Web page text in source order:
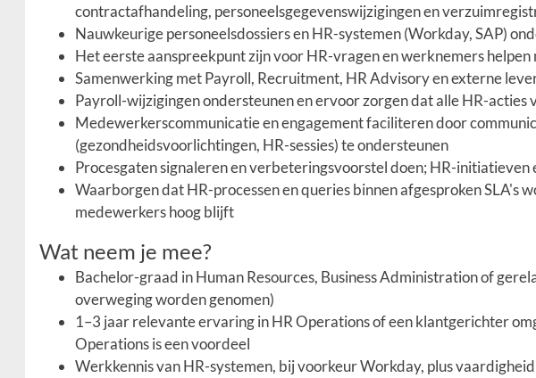
contractafhandeling, personeelsgegevenswijzigingen en
Nauwkeurige personeelsdossiers en HR-systemen (Workday, SAP)
Het eerste aanspreekpunt zijn voor HR-vragen en werknemers
Samenwerking met Payroll, Recruitment, HR Advisory en externe
Payroll-wijzigingen ondersteunen en ervoor zorgen dat alle HR-
Medewerkerscommunicatie en engagement faciliteren door
(gezondheidsvoorlichtingen, HR-sessies) te ondersteunen
Procesgaten signaleren en verbeteringsvoorstel doen; HR-
Waarborgen dat HR-processen en queries binnen afgesproken SLA's
medewerkers hoog blijft
Wat neem je mee?
Bachelor-graad in Human Resources, Business Administration of
overweging worden genomen)
1–3 jaar relevante ervaring in HR Operations of een klantgerichter
Operations is een voordeel
Werkkennis van HR-systemen, bij voorkeur Workday, plus